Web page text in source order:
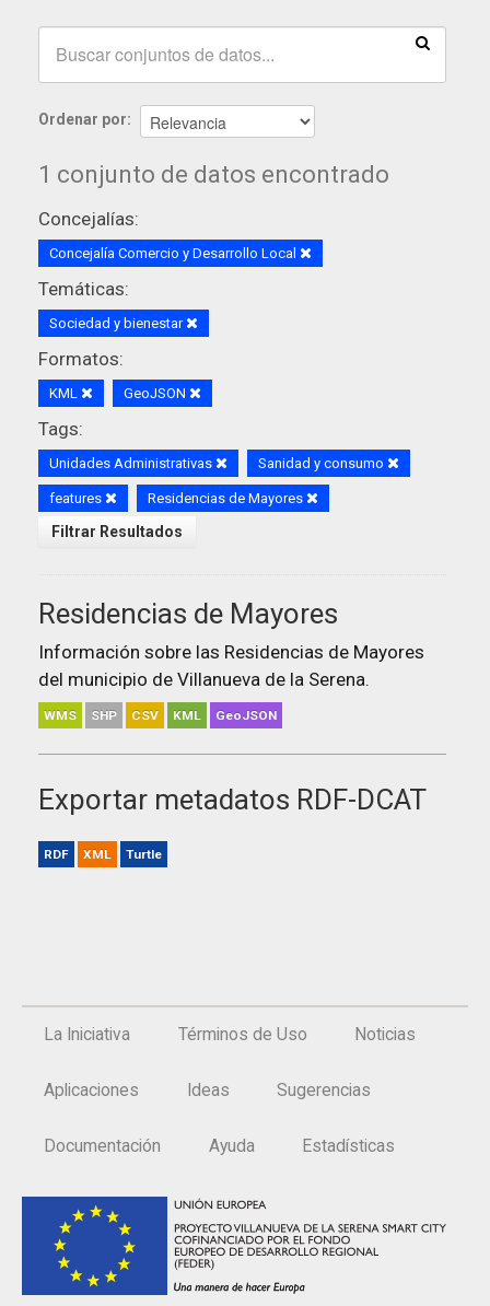
Ordenar por
1 conjunto de datos encontrado
Concejalías:
Concejalía Comercio y Desarrollo Local
Temáticas:
Sociedad y bienestar
Formatos:
KML GeoJSON
Tags:
Unidades Administrativas Sanidad y consumo
features Residencias de Mayores
Filtrar Resultados
Residencias de Mayores
Información sobre las Residencias de Mayores
del municipio de Villanueva de la Serena.
WMS SHP CSV KML GeoJSON
Exportar metadatos RDF-DCAT
RDF XML Turtle
La Iniciativa Términos de Uso Noticias
Aplicaciones Ideas Sugerencias
Documentación Ayuda Estadísticas